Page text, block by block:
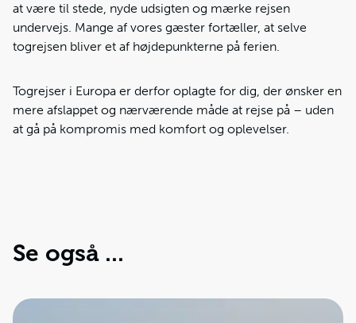
at være til stede, nyde udsigten og mærke rejsen
undervejs. Mange af vores gæster fortæller, at selve
togrejsen bliver et af højdepunkterne på ferien.
Togrejser i Europa er derfor oplagte for dig, der ønsker en
mere afslappet og nærværende måde at rejse på – uden
at gå på kompromis med komfort og oplevelser.
Se også ...